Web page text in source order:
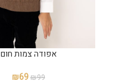
אפודה צמות חום
₪99
₪69